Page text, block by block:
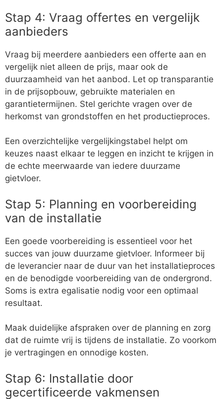
Stap 4: Vraag offertes en vergelijk
aanbieders
Vraag bij meerdere aanbieders een offerte aan en
vergelijk niet alleen de prijs, maar ook de
duurzaamheid van het aanbod. Let op transparantie
in de prijsopbouw, gebruikte materialen en
garantietermijnen. Stel gerichte vragen over de
herkomst van grondstoffen en het productieproces.
Een overzichtelijke vergelijkingstabel helpt om
keuzes naast elkaar te leggen en inzicht te krijgen in
de echte meerwaarde van iedere duurzame
gietvloer.
Stap 5: Planning en voorbereiding
van de installatie
Een goede voorbereiding is essentieel voor het
succes van jouw duurzame gietvloer. Informeer bij
de leverancier naar de duur van het installatieproces
en de benodigde voorbereiding van de ondergrond.
Soms is extra egalisatie nodig voor een optimaal
resultaat.
Maak duidelijke afspraken over de planning en zorg
dat de ruimte vrij is tijdens de installatie. Zo voorkom
je vertragingen en onnodige kosten.
Stap 6: Installatie door
gecertificeerde vakmensen